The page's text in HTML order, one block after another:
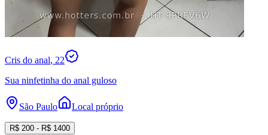
Cris do anal, 22
Sua ninfetinha do anal guloso
São Paulo Local próprio
R$ 200 - R$ 1400